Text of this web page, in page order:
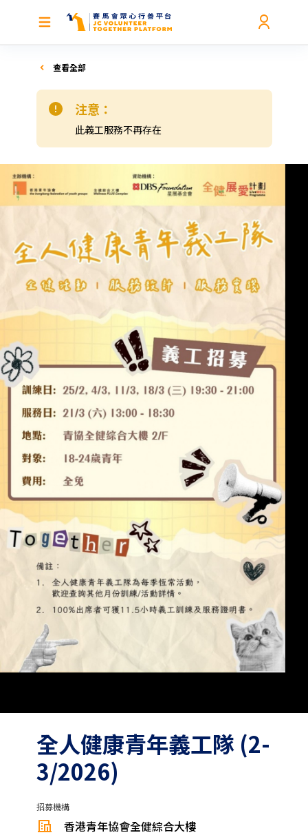
查看全部
注意：
此義工服務不再存在
全人健康青年義工隊 (2-
3/2026)
招募機構
香港青年協會全健綜合大樓